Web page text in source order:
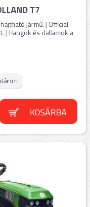
T7
jármű. | Official
| Hangok és dallamok a
KOSÁRBA